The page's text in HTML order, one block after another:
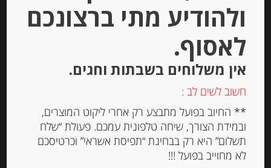
עוגיות עם אגוזים Spiritosini
ולהודיע מתי ברצונכם
לאסוף.
אין משלוחים בשבתות וחגים.
חשוב לשים לב :
** החיוב בפועל מתבצע רק אחרי ליקוט המוצרים,
ובמידת הצורך, שיחה טלפונית עמכם. פעולת “שלח
תשלום” היא רק בבחינת “תפיסת אשראי” וכרטיסכם
לא מחוייב בפועל !!!